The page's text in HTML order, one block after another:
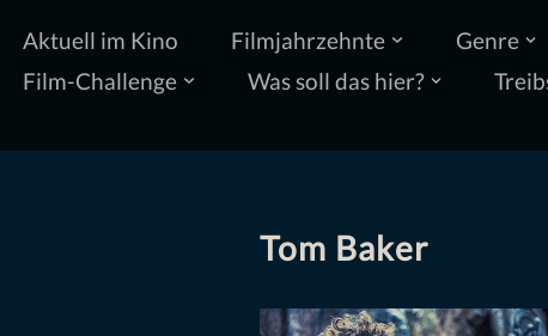
Aktuell im Kino Filmjahrzehnte Genre
Film-Challenge
Was soll das hier?
Tom Baker